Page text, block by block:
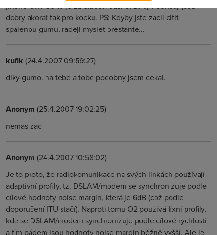
jineho OK? Co to je za blbost? Jasne, ze ty hodnoty jsou
dobry akorat tak pro kocku. PS: Kdyby jste zacli citit
spalenou gumu, radeji myslet prestante...
kufik (24.4.2007 09:59:27)
diky gumo. na tebe a tobe podobny jsem cekal.
Anonym (25.4.2007 19:02:25)
nemas zac
Anonym (24.4.2007 10:58:02)
Je to proto, že radiokomunikace na svých linkách používají
adaptivní profily, tz. DSLAM/modem se synchronizuje podle
cílové hodnoty noise margin, která je 6dB (což podle
doporučení ITU stačí). Naproti tomu O2 používá fixní profily,
kde se DSLAM/modem synchronizuje podle cílové rychlosti
a tím pádem jsou hodnoty noise margin běžně vyšší. Ale je